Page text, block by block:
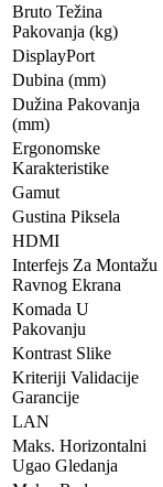
Bruto Težina
Pakovanja (kg)
DisplayPort
Dubina (mm)
Dužina Pakovanja
(mm)
Ergonomske
Karakteristike
Gamut
Gustina Piksela
HDMI
Interfejs Za Montažu
Ravnog Ekrana
Komada U
Pakovanju
Kontrast Slike
Kriteriji Validacije
Garancije
LAN
Maks. Horizontalni
Ugao Gledanja